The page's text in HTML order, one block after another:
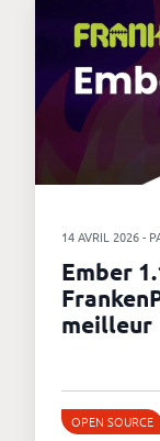
14 AVRIL 2026 -
Ember
meilleur
OPEN SOURCE